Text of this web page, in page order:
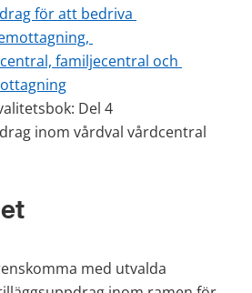
för att bedriva
familjecentral och
Del 4
inom vårdval vårdcentral
med utvalda